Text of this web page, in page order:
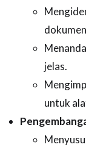
jelas.
untuk